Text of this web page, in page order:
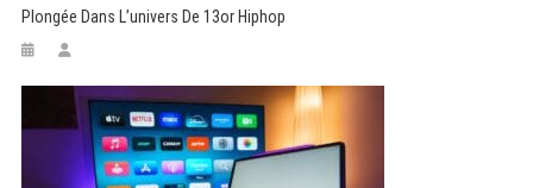
Plongée Dans L’univers De 13or Hiphop